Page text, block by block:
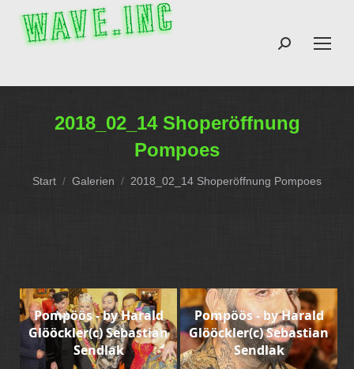
Search:
2018_02_14 Shoperöffnung
Pompoes
Sie befinden sich hier:
Start Galerien 2018_02_14 Shoperöffnung Pompoes
Pompöös - by Harald
Glööckler(c) Sebastian
Sendlak
Pompöös - by Harald
Glööckler(c) Sebastian
Sendlak